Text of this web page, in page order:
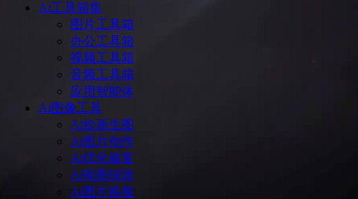
Ai工具箱集
图片工具箱
办公工具箱
视频工具箱
音频工具箱
应用智能体
Ai图像工具
Ai绘画生图
Ai图片创作
Ai优化修复
Ai抠图抹除
Ai图片换脸